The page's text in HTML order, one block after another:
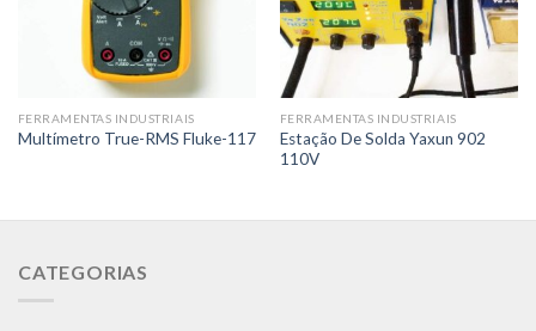
FERRAMENTAS INDUSTRIAIS
Multímetro True-RMS Fluke-117
FERRAMENTAS INDUSTRIAIS
Estação De Solda Yaxun 902
110V
CATEGORIAS